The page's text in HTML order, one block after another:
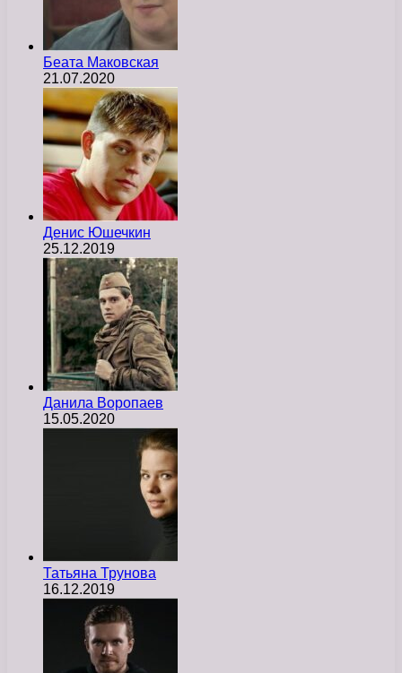
Беата Маковская
21.07.2020
Денис Юшечкин
25.12.2019
Данила Воропаев
15.05.2020
Татьяна Трунова
16.12.2019